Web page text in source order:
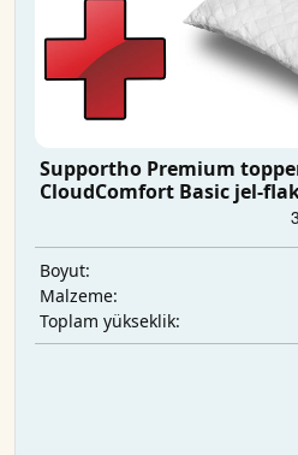
Supportho Premium
CloudComfort Basic jel-
Boyut:
Malzeme:
Toplam yükseklik: